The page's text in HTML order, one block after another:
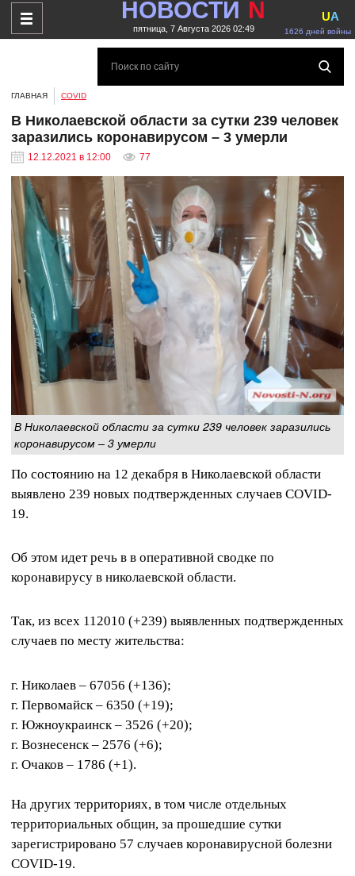
НОВОСТИ N
пятница, 7 Августа 2026 02:49 1626 дней войны
UA
ГЛАВНАЯ COVID
В Николаевской области за сутки 239 человек
заразились коронавирусом – 3 умерли
12.12.2021 в 12:00 77
В Николаевской области за сутки 239 человек заразились
коронавирусом – 3 умерли
По состоянию на 12 декабря в Николаевской области
выявлено 239 новых подтвержденных случаев COVID-
19.
Об этом идет речь в в оперативной сводке по
коронавирусу в николаевской области.
Так, из всех 112010 (+239) выявленных подтвержденных
случаев по месту жительства:
г. Николаев – 67056 (+136);
г. Первомайск – 6350 (+19);
г. Южноукраинск – 3526 (+20);
г. Вознесенск – 2576 (+6);
г. Очаков – 1786 (+1).
На других территориях, в том числе отдельных
территориальных общин, за прошедшие сутки
зарегистрировано 57 случаев коронавирусной болезни
COVID-19.